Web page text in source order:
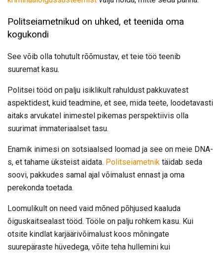
Politseiametnikud on uhked, et teenida oma
kogukondi
See võib olla tohutult rõõmustav, et teie töö teenib
suuremat kasu.
Politsei tööd on palju isiklikult rahuldust pakkuvatest
aspektidest, kuid teadmine, et see, mida teete, loodetavasti
aitaks arvukatel inimestel pikemas perspektiivis olla
suurimat immateriaalset tasu.
Enamik inimesi on sotsiaalsed loomad ja see on meie DNA-
s, et tahame üksteist aidata. Politseiametnik täidab seda
soovi, pakkudes samal ajal võimalust ennast ja oma
perekonda toetada.
Loomulikult on need vaid mõned põhjused kaaluda
õiguskaitsealast tööd. Tööle on palju rohkem kasu. Kui
otsite kindlat karjäärivõimalust koos mõningate
suurepäraste hüvedega, võite teha hullemini kui